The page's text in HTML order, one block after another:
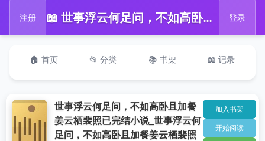
注册 📖 世事浮云何足问，不如高卧且加餐姜云栖裴照已完结小说_世事浮云何足问，不如高卧且加餐姜云栖裴照全文免费阅读无弹窗大结局 登录
🏠 首页 📂 分类 📚 书架 📖 记录
世事浮云何足问，不如高卧且加餐
姜云栖裴照已完结小说_世事浮云何
足问，不如高卧且加餐姜云栖裴照
加入书架
开始阅读